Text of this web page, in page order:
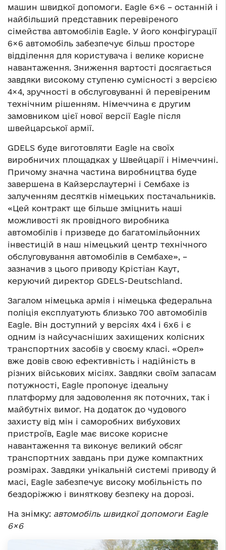
машин швидкої допомоги. Eagle 6×6 – останній і
найбільший представник перевіреного
сімейства автомобілів Eagle. У його конфігурації
6×6 автомобіль забезпечує більш просторе
відділення для користувача і велике корисне
навантаження. Зниження вартості досягається
завдяки високому ступеню сумісності з версією
4×4, зручності в обслуговуванні й перевіреним
технічним рішенням. Німеччина є другим
замовником цієї нової версії Eagle після
швейцарської армії.
GDELS буде виготовляти Eagle на своїх
виробничих площадках у Швейцарії і Німеччині.
Причому значна частина виробництва буде
завершена в Кайзерслаутерні і Сембахе із
залученням десятків німецьких постачальників.
«Цей контракт ще більше зміцнить наші
можливості як провідного виробника
автомобілів і призведе до багатомільйонних
інвестицій в наш німецький центр технічного
обслуговування автомобілів в Сембахе», –
зазначив з цього приводу Крістіан Каут,
керуючий директор GDELS-Deutschland.
Загалом німецька армія і німецька федеральна
поліція експлуатують близько 700 автомобілів
Eagle. Він доступний у версіях 4х4 і 6х6 і є
одним із найсучасніших захищених колісних
транспортних засобів у своєму класі. «Орел»
вже довів свою ефективність і надійність в
різних військових місіях. Завдяки своїм запасам
потужності, Eagle пропонує ідеальну
платформу для задоволення як поточних, так і
майбутніх вимог. На додаток до чудового
захисту від мін і саморобних вибухових
пристроїв, Eagle має високе корисне
навантаження та виконує великий обсяг
транспортних завдань при дуже компактних
розмірах. Завдяки унікальній системі приводу й
масі, Eagle забезпечує високу мобільність по
бездоріжжю і виняткову безпеку на дорозі.
На знімку: автомобіль швидкої допомоги Eagle
6×6